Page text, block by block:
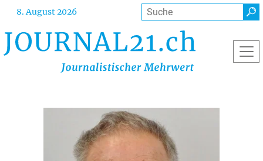
Direkt
Inhalt
8. August 2026 Suche